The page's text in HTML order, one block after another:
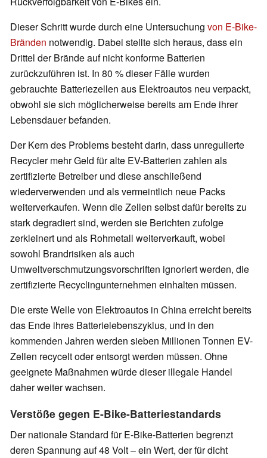
Dieser Schritt wurde durch eine Untersuchung von E-Bike-
Bränden notwendig. Dabei stellte sich heraus, dass ein
Drittel der Brände auf nicht konforme Batterien
zurückzuführen ist. In 80 % dieser Fälle wurden
gebrauchte Batteriezellen aus Elektroautos neu verpackt,
obwohl sie sich möglicherweise bereits am Ende ihrer
Lebensdauer befanden.
Der Kern des Problems besteht darin, dass unregulierte
Recycler mehr Geld für alte EV-Batterien zahlen als
zertifizierte Betreiber und diese anschließend
wiederverwenden und als vermeintlich neue Packs
weiterverkaufen. Wenn die Zellen selbst dafür bereits zu
stark degradiert sind, werden sie Berichten zufolge
zerkleinert und als Rohmetall weiterverkauft, wobei
sowohl Brandrisiken als auch
Umweltverschmutzungsvorschriften ignoriert werden, die
zertifizierte Recyclingunternehmen einhalten müssen.
Die erste Welle von Elektroautos in China erreicht bereits
das Ende ihres Batterielebenszyklus, und in den
kommenden Jahren werden sieben Millionen Tonnen EV-
Zellen recycelt oder entsorgt werden müssen. Ohne
geeignete Maßnahmen würde dieser illegale Handel
daher weiter wachsen.
Verstöße gegen E-Bike-Batteriestandards
Der nationale Standard für E-Bike-Batterien begrenzt
deren Spannung auf 48 Volt – ein Wert, der für dicht